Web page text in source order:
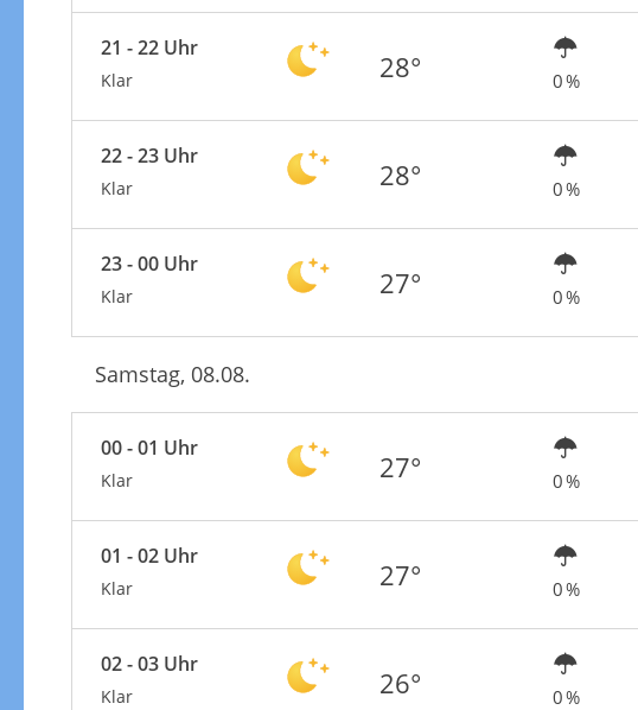
21 - 22 Uhr
Klar 28° 0 %
22 - 23 Uhr
Klar 28° 0 %
23 - 00 Uhr
Klar 27° 0 %
Samstag, 08.08.
00 - 01 Uhr
Klar 27° 0 %
01 - 02 Uhr
Klar 27° 0 %
02 - 03 Uhr
Klar 26° 0 %